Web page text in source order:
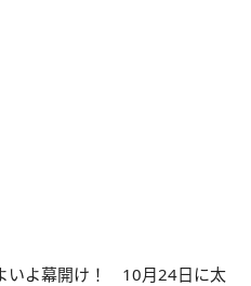
いよ幕開け！ 10月24日に太